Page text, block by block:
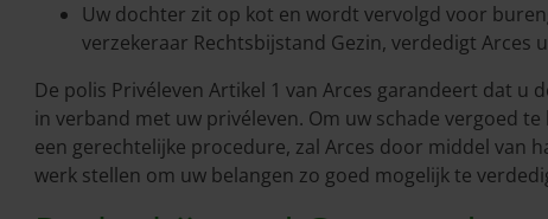
Uw dochter zit op kot en wordt vervolgd voor
verzekeraar Rechtsbijstand Gezin, verdedigt Arces
De polis Privéleven Artikel 1 van Arces garandeert dat
in verband met uw privéleven. Om uw schade vergoed
een gerechtelijke procedure, zal Arces door middel van
werk stellen om uw belangen zo goed mogelijk te